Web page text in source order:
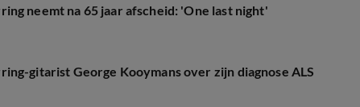
neemt na 65 jaar afscheid: 'One last night'
gitarist George Kooymans over zijn diagnose ALS